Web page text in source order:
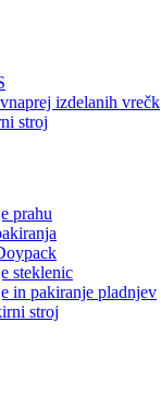
izdelanih vrečk
stroj
prahu
steklenic
in pakiranje pladnjev
stroj